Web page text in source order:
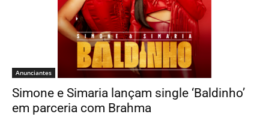
Anunciantes
Simone e Simaria lançam single ‘Baldinho’
em parceria com Brahma